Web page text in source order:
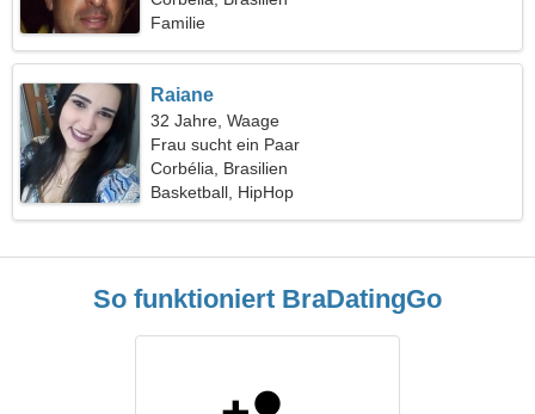
Familie
Raiane
32 Jahre, Waage
Frau sucht ein Paar
Corbélia, Brasilien
Basketball, HipHop
So funktioniert BraDatingGo